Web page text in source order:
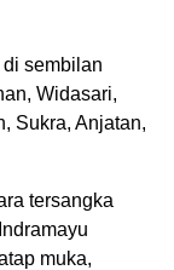
sembilan
Widasari,
Sukra, Anjatan,
tersangka
muka,